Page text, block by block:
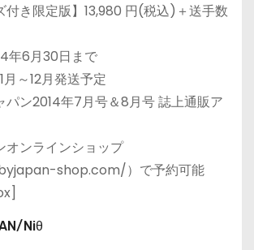
限定版】13,980 円(税込)＋送手数
年6月30日まで
月～12月発送予定
パン2014年7月号＆8月号 誌上通販ア
オンラインショップ
shop.com/）で予約可能
Niθ